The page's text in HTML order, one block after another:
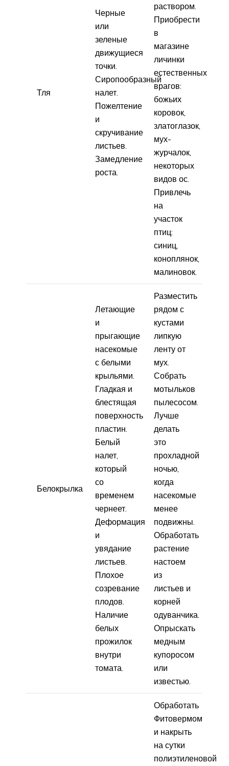
Тля
Черные
или
зеленые
движущиеся
точки.
Сиропообразный
налет.
Пожелтение
и
скручивание
листьев.
Замедление
роста.
раствором.
Приобрести
в
магазине
личинки
естественных
врагов:
божьих
коровок,
златоглазок,
мух-
журчалок,
некоторых
видов ос.
Привлечь
на
участок
птиц:
синиц,
коноплянок,
малиновок.
Белокрылка
Летающие
и
прыгающие
насекомые
с белыми
крыльями.
Гладкая и
блестящая
поверхность
пластин.
Белый
налет,
который
со
временем
чернеет.
Деформация
и
увядание
листьев.
Плохое
созревание
плодов.
Наличие
белых
прожилок
внутри
томата.
Разместить
рядом с
кустами
липкую
ленту от
мух.
Собрать
мотыльков
пылесосом.
Лучше
делать
это
прохладной
ночью,
когда
насекомые
менее
подвижны.
Обработать
растение
настоем
из
листьев и
корней
одуванчика.
Опрыскать
медным
купоросом
или
известью.
Обработать
Фитовермом
и накрыть
на сутки
полиэтиленовой